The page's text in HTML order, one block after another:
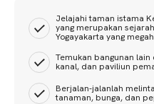
Jelajahi taman istama
yang merupakan
Yogayakarta yang
Temukan bangunan
kanal, dan paviliun
Berjalan-jalanlah
tanaman, bunga, dan